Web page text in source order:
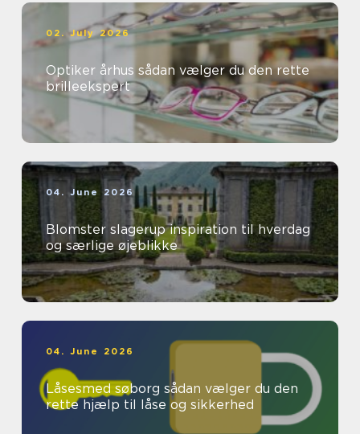
02. July 2026
Optiker århus sådan vælger du den rette
brilleekspert
04. June 2026
Blomster slagerup inspiration til hverdag
og særlige øjeblikke
04. June 2026
Låsesmed søborg sådan vælger du den
rette hjælp til låse og sikkerhed